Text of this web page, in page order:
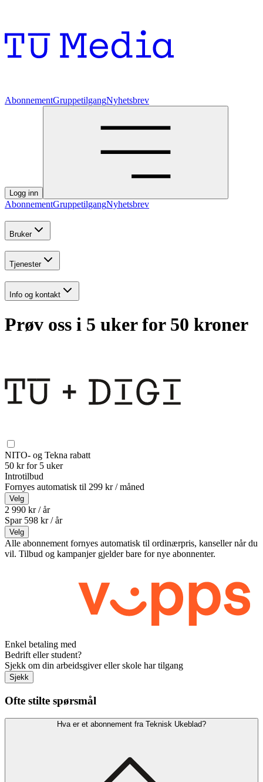
AbonnementGruppetilgangNyhetsbrev
Logg inn
AbonnementGruppetilgangNyhetsbrev
Bruker
Tjenester
Info og kontakt
Prøv oss i 5 uker for 50 kroner
NITO- og Tekna rabatt
50 kr for 5 uker
Introtilbud
Fornyes automatisk til 299 kr / måned
Velg
2 990 kr / år
Spar 598 kr /år
Velg
Alle abonnement fornyes automatisk til ordinærpris, kanseller når du
vil. Tilbud og kampanjer gjelder bare for nye abonnenter.
Enkel betaling med
Bedrift eller student?
Sjekk om din arbeidsgiver eller skole har tilgang
Sjekk
Ofte stilte spørsmål
Hva er et abonnement fra Teknisk Ukeblad?